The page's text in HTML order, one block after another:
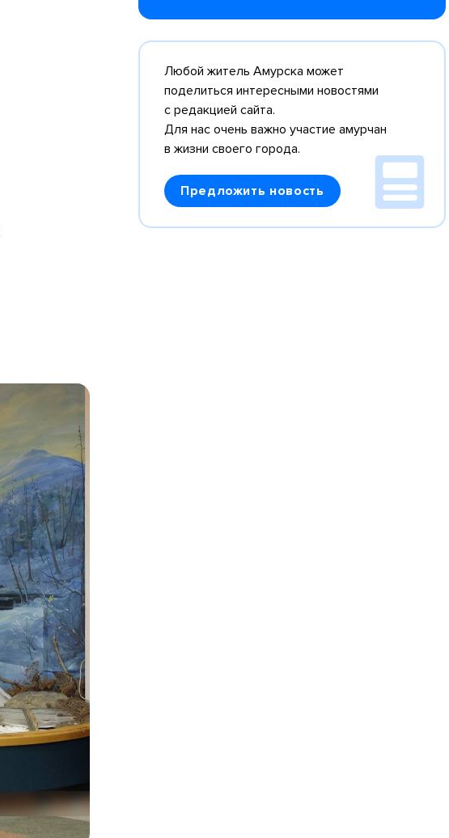
Любой житель Амурска может
поделиться интересными новостями
с редакцией сайта.
Для нас очень важно участие амурчан
в жизни своего города.
Предложить новость